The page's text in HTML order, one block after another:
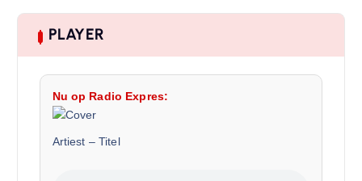
PLAYER
Nu op Radio Expres:
Artiest – Titel